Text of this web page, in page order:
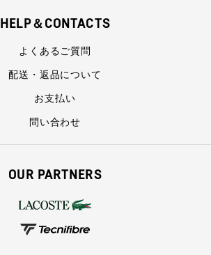
HELP＆CONTACTS
よくあるご質問
配送・返品について
お支払い
問い合わせ
OUR PARTNERS